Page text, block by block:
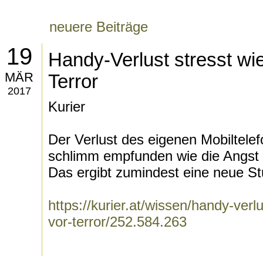
neuere Beiträge
19
MÄR
2017
Handy-Verlust stresst
Terror
Kurier
Der Verlust des eigenen
schlimm empfunden wie die
Das ergibt zumindest eine neue
https://kurier.at/wissen/handy-
vor-terror/252.584.263